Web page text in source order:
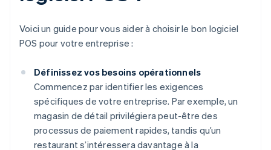
Voici un guide pour vous aider à choisir le bon logiciel
POS pour votre entreprise :
Définissez vos besoins opérationnels
Commencez par identifier les exigences
spécifiques de votre entreprise. Par exemple, un
magasin de détail privilégiera peut-être des
processus de paiement rapides, tandis qu’un
restaurant s’intéressera davantage à la